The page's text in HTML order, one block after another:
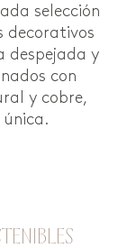
selección
decorativos
despejada y
con
y cobre,